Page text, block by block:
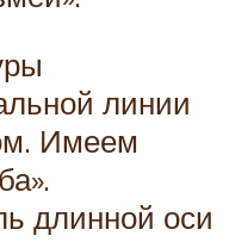
линии
Имеем
длинной оси